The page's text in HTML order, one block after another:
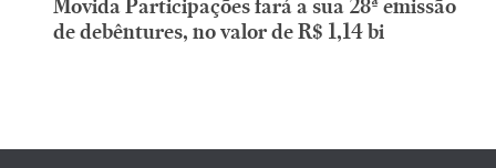
Movida Participações fará a sua 28ª emissão
de debêntures, no valor de R$ 1,14 bi